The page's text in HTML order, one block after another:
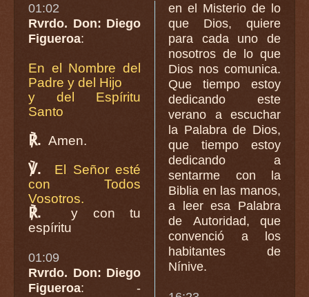
01:02
Rvrdo. Don: Diego
Figueroa:
En el Nombre del
Padre y del Hijo
y del Espíritu
Santo
℟. Amen.
℣.
El Señor esté
con Todos
Vosotros.
℟.
y con tu
espíritu
01:09
Rvrdo. Don: Diego
Figueroa: -
en el Misterio de lo
que Dios, quiere
para cada uno de
nosotros de lo que
Dios nos comunica.
Que tiempo estoy
dedicando este
verano a escuchar
la Palabra de Dios,
que tiempo estoy
dedicando a
sentarme con la
Biblia en las manos,
a leer esa Palabra
de Autoridad, que
convenció a los
habitantes de
Nínive.